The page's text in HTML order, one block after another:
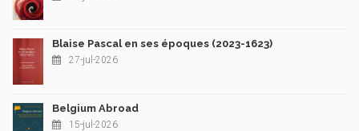
Blaise Pascal en ses époques (2023-1623)
27-jul-2026
Belgium Abroad
15-jul-2026